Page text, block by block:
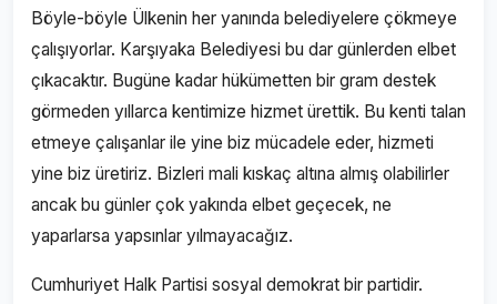
Böyle-böyle Ülkenin her yanında belediyelere çökmeye
çalışıyorlar. Karşıyaka Belediyesi bu dar günlerden elbet
çıkacaktır. Bugüne kadar hükümetten bir gram destek
görmeden yıllarca kentimize hizmet ürettik. Bu kenti talan
etmeye çalışanlar ile yine biz mücadele eder, hizmeti
yine biz üretiriz. Bizleri mali kıskaç altına almış olabilirler
ancak bu günler çok yakında elbet geçecek, ne
yaparlarsa yapsınlar yılmayacağız.
Cumhuriyet Halk Partisi sosyal demokrat bir partidir.